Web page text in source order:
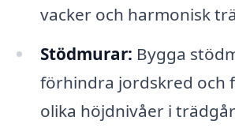
vacker och harmonisk
Stödmurar: Bygga
förhindra jordskred och
olika höjdnivåer i